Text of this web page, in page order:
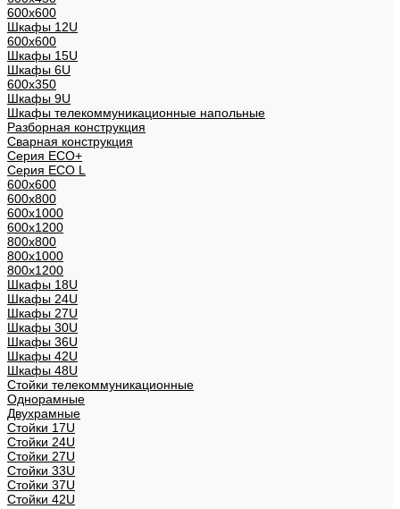
600x600
Шкафы 12U
600x600
Шкафы 15U
Шкафы 6U
600x350
Шкафы 9U
Шкафы телекоммуникационные напольные
Разборная конструкция
Сварная конструкция
Серия ECO+
Серия ECO L
600x600
600x800
600х1000
600х1200
800x800
800х1000
800х1200
Шкафы 18U
Шкафы 24U
Шкафы 27U
Шкафы 30U
Шкафы 36U
Шкафы 42U
Шкафы 48U
Стойки телекоммуникационные
Однорамные
Двухрамные
Стойки 17U
Стойки 24U
Стойки 27U
Стойки 33U
Стойки 37U
Стойки 42U